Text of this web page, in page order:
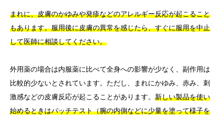
まれに、皮膚のかゆみや発疹などのアレルギー反応が起こること
もあります。服用後に皮膚の異常を感じたら、すぐに服用を中止
して医師に相談してください。
外用薬の場合は内服薬に比べて全身への影響が少なく、副作用は
比較的少ないとされています。ただし、まれにかゆみ、赤み、刺
激感などの皮膚反応が起こることがあります。 新しい製品を使い
始めるときはパッチテスト（腕の内側などに少量を塗って様子を